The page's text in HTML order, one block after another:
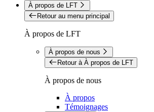
À propos de LFT
Retour au menu principal
À propos de LFT
À propos de nous
Retour à À propos de LFT
À propos de nous
À propos
Témoignages